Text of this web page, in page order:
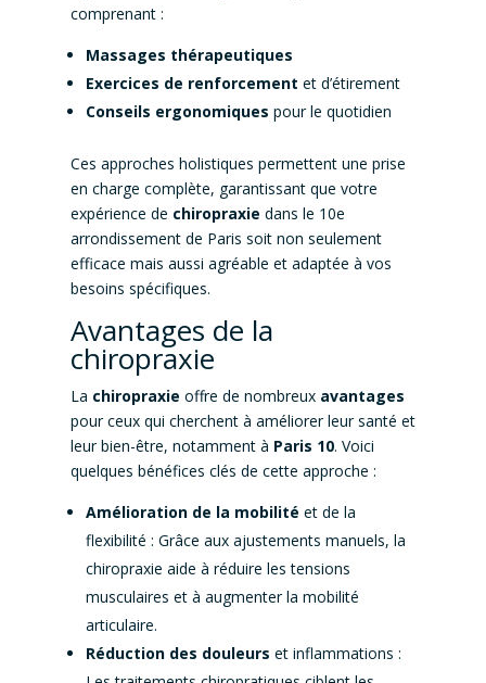
comprenant :
Massages thérapeutiques
Exercices de renforcement et d’étirement
Conseils ergonomiques pour le quotidien
Ces approches holistiques permettent une prise
en charge complète, garantissant que votre
expérience de chiropraxie dans le 10e
arrondissement de Paris soit non seulement
efficace mais aussi agréable et adaptée à vos
besoins spécifiques.
Avantages de la
chiropraxie
La chiropraxie offre de nombreux avantages
pour ceux qui cherchent à améliorer leur santé et
leur bien-être, notamment à Paris 10. Voici
quelques bénéfices clés de cette approche :
Amélioration de la mobilité et de la
flexibilité : Grâce aux ajustements manuels, la
chiropraxie aide à réduire les tensions
musculaires et à augmenter la mobilité
articulaire.
Réduction des douleurs et inflammations :